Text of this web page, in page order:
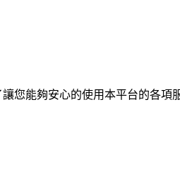
您能夠安心的使用本平台的各項